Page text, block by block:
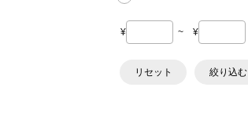
¥ ~ ¥
リセット 絞り込む